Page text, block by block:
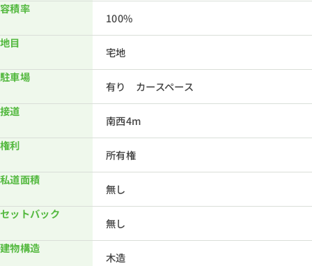
容積率
100%
地目
宅地
駐車場
有り カースペース
接道
南西4m
権利
所有権
私道面積
無し
セットバック
無し
建物構造
木造